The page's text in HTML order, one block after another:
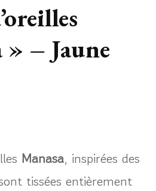
» – Jaune
Manasa, inspirées des
tissées entièrement